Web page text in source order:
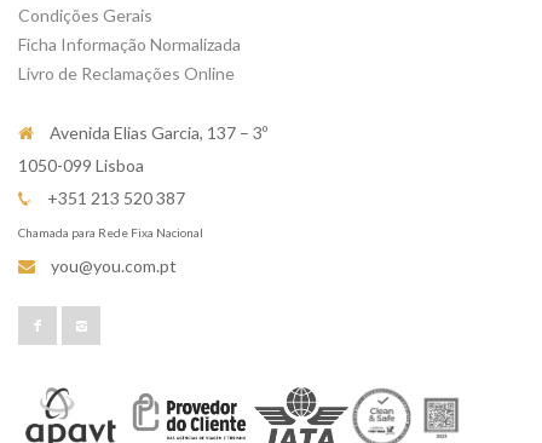
Condições Gerais
Ficha Informação Normalizada
Livro de Reclamações Online
Avenida Elias Garcia, 137 – 3º
1050-099 Lisboa
+351 213 520 387
Chamada para Rede Fixa Nacional
you@you.com.pt